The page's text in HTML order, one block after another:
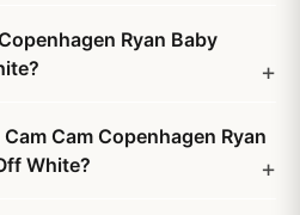
Ryan Baby
Cam Copenhagen Ryan
White?